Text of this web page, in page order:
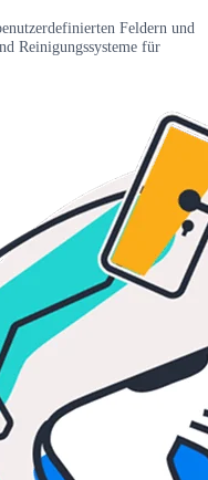
Feldern und
Reinigungssysteme für